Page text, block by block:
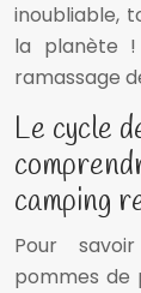
inoubliable,
la planète !
ramassage
Le cycle
camping
Pour
pommes de